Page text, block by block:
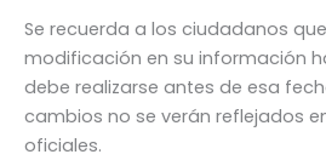
Se recuerda a los ciudadanos
modificación en su información
debe realizarse antes de esa
cambios no se verán reflejados
oficiales.